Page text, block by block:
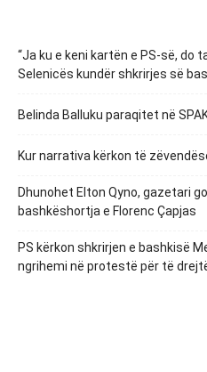
“Ja ku e keni kartën e PS-së, do
Selenicës kundër shkrirjes së
Belinda Balluku paraqitet në
Kur narrativa kërkon të
Dhunohet Elton Qyno, gazetari
bashkëshortja e Florenc Çapjas
PS kërkon shkrirjen e bashkisë
ngrihemi në protestë për të